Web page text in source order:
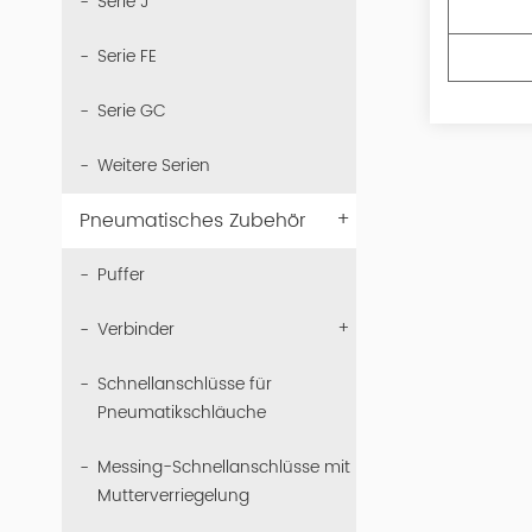
Serie FE
Serie GC
Weitere Serien
Pneumatisches Zubehör +
Puffer
Verbinder
+
Schnellanschlüsse für
Pneumatikschläuche
Messing-Schnellanschlüsse mit
Mutterverriegelung